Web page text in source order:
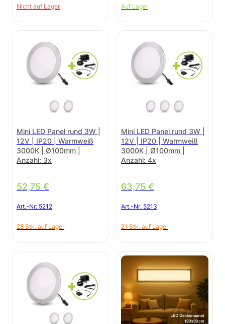
Nicht auf Lager Auf Lager
Mini LED Panel rund 3W |
12V | IP20 | Warmweiß
3000K | Ø100mm |
Anzahl: 3x
52,75 €
Art.-Nr: 5212
28 Stk. auf Lager
Mini LED Panel rund 3W |
12V | IP20 | Warmweiß
3000K | Ø100mm |
Anzahl: 4x
63,75 €
Art.-Nr: 5213
21 Stk. auf Lager